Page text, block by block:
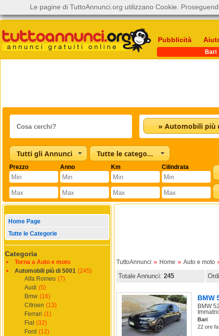
Pubblicità
Bari
Tutti gli Annunci Tutte le categorie
Prezzo Anno Km Cilindrata
Home Page
Tutte le Categorie
Categoria
Torna a Auto e moto
Automobili più di 5001 (245)
Alfa Romeo (7)
Audi (5)
Bmw (16)
Citroen (13)
Ferrari (1)
Fiat (32)
Ford (12)
TuttoAnnunci » Home » Auto e moto
Totale Annunci: 245
BMW
BMW
Bari
22 ore
Le pagine di TuttoAnnunci.org utilizzano Cookie.